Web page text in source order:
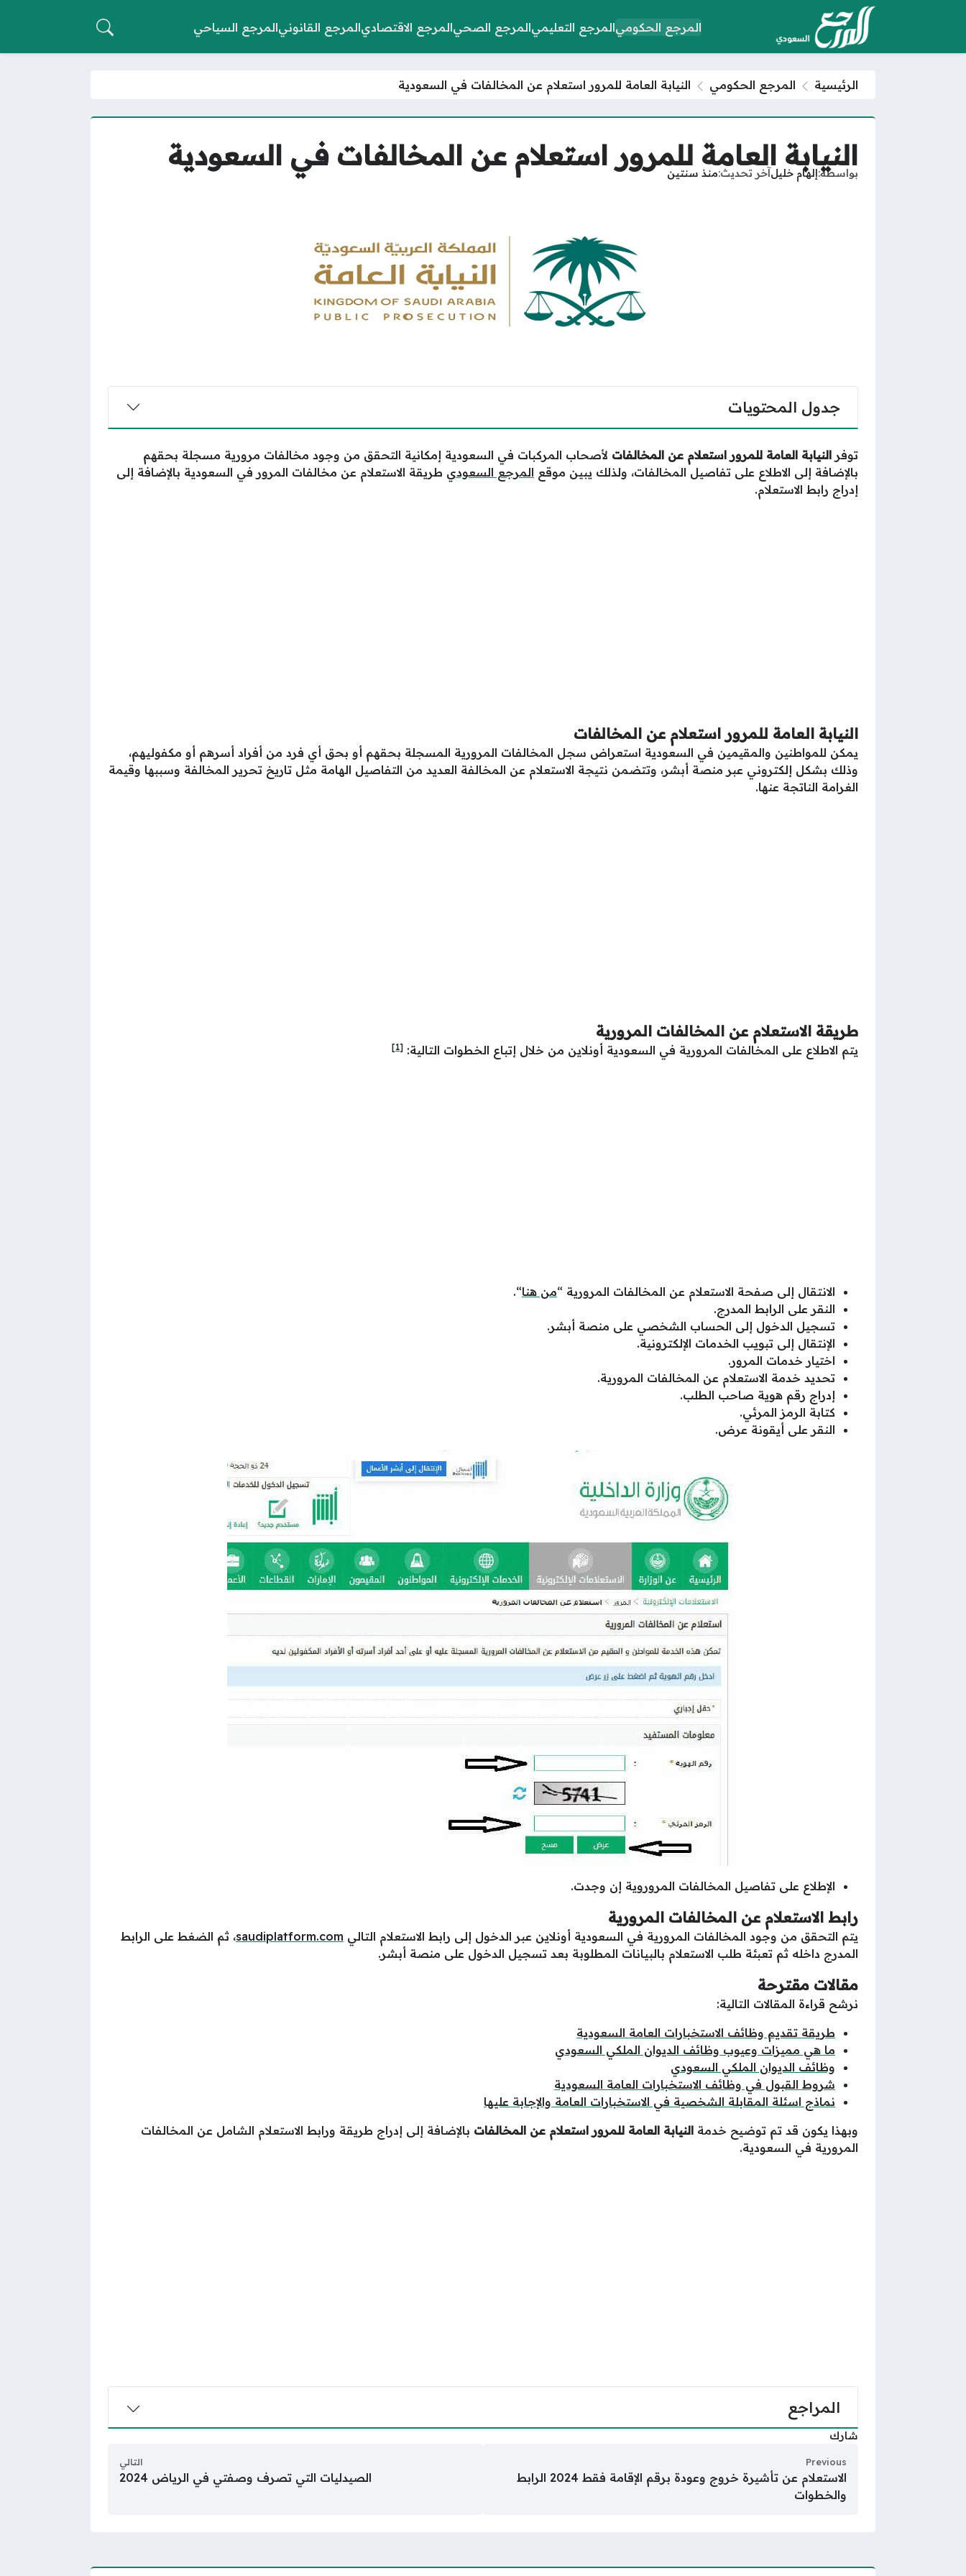
المرجع الحكوميالمرجع التعليميالمرجع الصحيالمرجع الاقتصاديالمرجع القانونيالمرجع السياحي
الرئيسية المرجع الحكومي النيابة العامة للمرور استعلام عن المخالفات في السعودية
النيابة العامة للمرور استعلام عن المخالفات في السعودية
بواسطة إلهام خليلآخر تحديث منذ سنتين
جدول المحتويات
توفر النيابة العامة للمرور استعلام عن المخالفات لأصحاب المركبات في السعودية إمكانية التحقق من وجود مخالفات مرورية مسجلة بحقهم
بالإضافة إلى الاطلاع على تفاصيل المخالفات، ولذلك يبين موقع المرجع السعودي طريقة الاستعلام عن مخالفات المرور في السعودية بالإضافة إلى
إدراج رابط الاستعلام.
النيابة العامة للمرور استعلام عن المخالفات
يمكن للمواطنين والمقيمين في السعودية استعراض سجل المخالفات المرورية المسجلة بحقهم أو بحق أي فرد من أفراد أسرهم أو مكفوليهم،
وذلك بشكل إلكتروني عبر منصة أبشر، وتتضمن نتيجة الاستعلام عن المخالفة العديد من التفاصيل الهامة مثل تاريخ تحرير المخالفة وسببها وقيمة
الغرامة الناتجة عنها.
طريقة الاستعلام عن المخالفات المرورية
يتم الاطلاع على المخالفات المرورية في السعودية أونلاين من خلال إتباع الخطوات التالية: [1]
الانتقال إلى صفحة الاستعلام عن المخالفات المرورية “من هنا“.
النقر على الرابط المدرج.
تسجيل الدخول إلى الحساب الشخصي على منصة أبشر.
الإنتقال إلى تبويب الخدمات الإلكترونية.
اختيار خدمات المرور.
تحديد خدمة الاستعلام عن المخالفات المرورية.
إدراج رقم هوية صاحب الطلب.
كتابة الرمز المرئي.
النقر على أيقونة عرض.
الإطلاع على تفاصيل المخالفات المروروية إن وجدت.
رابط الاستعلام عن المخالفات المرورية
يتم التحقق من وجود المخالفات المرورية في السعودية أونلاين عبر الدخول إلى رابط الاستعلام التالي saudiplatform.com، ثم الضغط على الرابط
المدرج داخله ثم تعبئة طلب الاستعلام بالبيانات المطلوبة بعد تسجيل الدخول على منصة أبشر.
مقالات مقترحة
نرشح قراءة المقالات التالية:
طريقة تقديم وظائف الاستخبارات العامة السعودية
ما هي مميزات وعيوب وظائف الديوان الملكي السعودي
وظائف الديوان الملكي السعودي
شروط القبول في وظائف الاستخبارات العامة السعودية
نماذج اسئلة المقابلة الشخصية في الاستخبارات العامة والإجابة عليها
وبهذا يكون قد تم توضيح خدمة النيابة العامة للمرور استعلام عن المخالفات بالإضافة إلى إدراج طريقة ورابط الاستعلام الشامل عن المخالفات
المرورية في السعودية.
المراجع
شارك
Previous
الاستعلام عن تأشيرة خروج وعودة برقم الإقامة فقط 2024 الرابط
والخطوات
التالي
الصيدليات التي تصرف وصفتي في الرياض 2024